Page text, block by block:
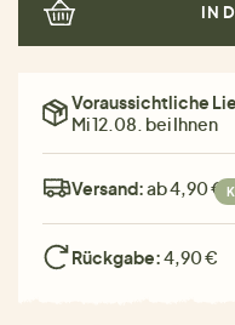
IN
Voraussichtliche
Mi 12.08. bei Ihnen
Versand:ab 4,90 €
Rückgabe:4,90 €